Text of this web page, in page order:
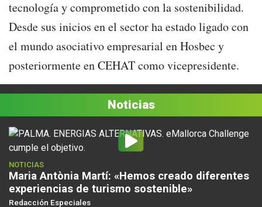
tecnología y comprometido con la sostenibilidad.
Desde sus inicios en el sector ha estado ligado con
el mundo asociativo empresarial en Hosbec y
posteriormente en CEHAT como vicepresidente.
Noticias
NOTICIAS
Maria Antònia Martí: «Hemos creado diferentes
experiencias de turismo sostenible»
Redacción Especiales